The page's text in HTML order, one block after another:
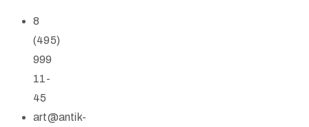
8
(495)
999
11-
45
art@antik-